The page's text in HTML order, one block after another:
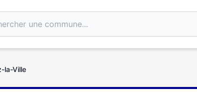
la-Ville